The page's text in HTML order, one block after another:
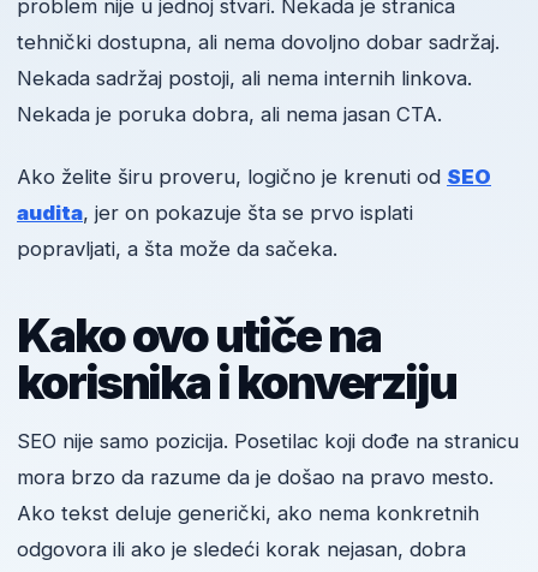
problem nije u jednoj stvari. Nekada je stranica
tehnički dostupna, ali nema dovoljno dobar sadržaj.
Nekada sadržaj postoji, ali nema internih linkova.
Nekada je poruka dobra, ali nema jasan CTA.
Ako želite širu proveru, logično je krenuti od SEO
audita, jer on pokazuje šta se prvo isplati
popravljati, a šta može da sačeka.
Kako ovo utiče na
korisnika i konverziju
SEO nije samo pozicija. Posetilac koji dođe na stranicu
mora brzo da razume da je došao na pravo mesto.
Ako tekst deluje generički, ako nema konkretnih
odgovora ili ako je sledeći korak nejasan, dobra